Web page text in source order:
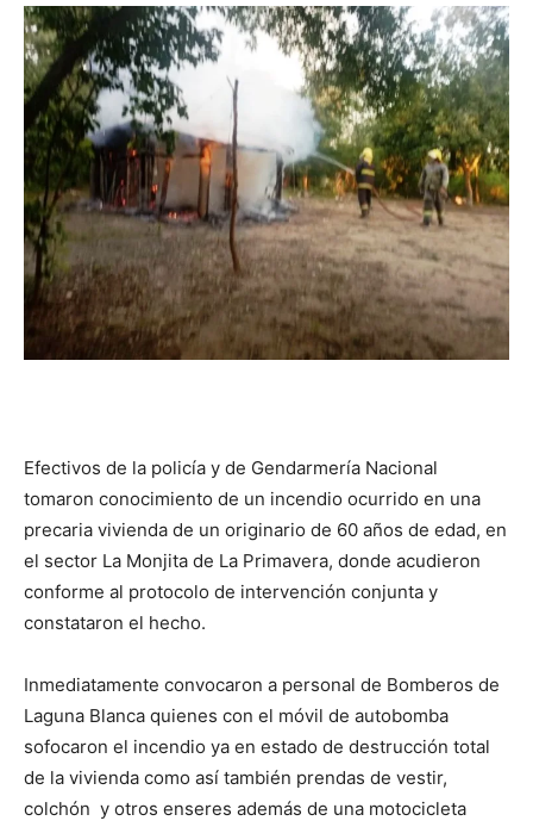
La
Verdad
lo
se
Efectivos de la policía y de Gendarmería Nacional
tomaron conocimiento de un incendio ocurrido en una
precaria vivienda de un originario de 60 años de edad, en
el sector La Monjita de La Primavera, donde acudieron
conforme al protocolo de intervención conjunta y
constataron el hecho.
Inmediatamente convocaron a personal de Bomberos de
Laguna Blanca quienes con el móvil de autobomba
sofocaron el incendio ya en estado de destrucción total
de la vivienda como así también prendas de vestir,
colchón y otros enseres además de una motocicleta